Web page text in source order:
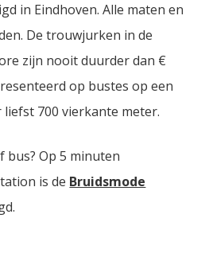
in Eindhoven. Alle maten en
De trouwjurken in de
zijn nooit duurder dan €
op bustes op een
700 vierkante meter.
bus? Op 5 minuten
is de Bruidsmode